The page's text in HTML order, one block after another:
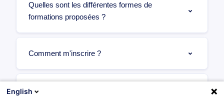
Quelles sont les différentes formes de
formations proposées ?
Comment m'inscrire ?
Quels sont les délais à respecter pour les
English